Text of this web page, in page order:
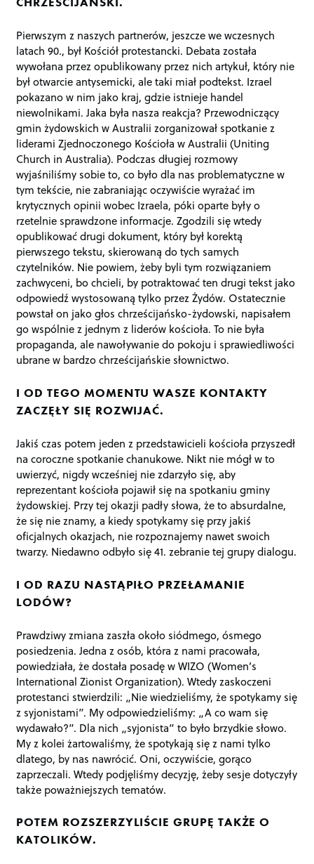
Pierwszym z naszych partnerów, jeszcze we wczesnych
latach 90., był Kościół protestancki. Debata została
wywołana przez opublikowany przez nich artykuł, który nie
był otwarcie antysemicki, ale taki miał podtekst. Izrael
pokazano w nim jako kraj, gdzie istnieje handel
niewolnikami. Jaka była nasza reakcja? Przewodniczący
gmin żydowskich w Australii zorganizował spotkanie z
liderami Zjednoczonego Kościoła w Australii (Uniting
Church in Australia). Podczas długiej rozmowy
wyjaśniliśmy sobie to, co było dla nas problematyczne w
tym tekście, nie zabraniając oczywiście wyrażać im
krytycznych opinii wobec Izraela, póki oparte były o
rzetelnie sprawdzone informacje. Zgodzili się wtedy
opublikować drugi dokument, który był korektą
pierwszego tekstu, skierowaną do tych samych
czytelników. Nie powiem, żeby byli tym rozwiązaniem
zachwyceni, bo chcieli, by potraktować ten drugi tekst jako
odpowiedź wystosowaną tylko przez Żydów. Ostatecznie
powstał on jako głos chrześcijańsko-żydowski, napisałem
go wspólnie z jednym z liderów kościoła. To nie była
propaganda, ale nawoływanie do pokoju i sprawiedliwości
ubrane w bardzo chrześcijańskie słownictwo.
I OD TEGO MOMENTU WASZE KONTAKTY
ZACZĘŁY SIĘ ROZWIJAĆ.
Jakiś czas potem jeden z przedstawicieli kościoła przyszedł
na coroczne spotkanie chanukowe. Nikt nie mógł w to
uwierzyć, nigdy wcześniej nie zdarzyło się, aby
reprezentant kościoła pojawił się na spotkaniu gminy
żydowskiej. Przy tej okazji padły słowa, że to absurdalne,
że się nie znamy, a kiedy spotykamy się przy jakiś
oficjalnych okazjach, nie rozpoznajemy nawet swoich
twarzy. Niedawno odbyło się 41. zebranie tej grupy dialogu.
I OD RAZU NASTĄPIŁO PRZEŁAMANIE
LODÓW?
Prawdziwy zmiana zaszła około siódmego, ósmego
posiedzenia. Jedna z osób, która z nami pracowała,
powiedziała, że dostała posadę w WIZO (Women’s
International Zionist Organization). Wtedy zaskoczeni
protestanci stwierdzili: „Nie wiedzieliśmy, że spotykamy się
z syjonistami”. My odpowiedzieliśmy: „A co wam się
wydawało?”. Dla nich „syjonista” to było brzydkie słowo.
My z kolei żartowaliśmy, że spotykają się z nami tylko
dlatego, by nas nawrócić. Oni, oczywiście, gorąco
zaprzeczali. Wtedy podjęliśmy decyzję, żeby sesje dotyczyły
także poważniejszych tematów.
POTEM ROZSZERZYLIŚCIE GRUPĘ TAKŻE O
KATOLIKÓW.